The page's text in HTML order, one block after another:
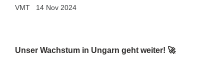
VMT 14 Nov 2024
Unser Wachstum in Ungarn geht weiter! 🚀